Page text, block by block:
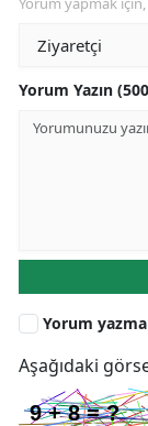
Yorum Yazın
Yorum
Aşağıdaki